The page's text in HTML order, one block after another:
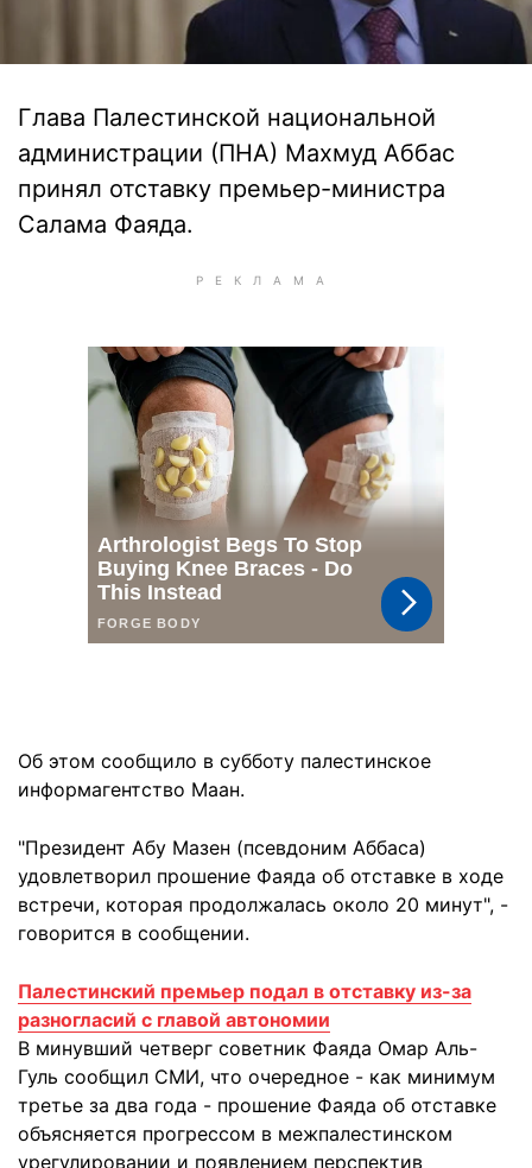
Глава Палестинской национальной
администрации (ПНА) Махмуд Аббас
принял отставку премьер-министра
Салама Фаяда.
Об этом сообщило в субботу палестинское
информагентство Маан.
"Президент Абу Мазен (псевдоним Аббаса)
удовлетворил прошение Фаяда об отставке в ходе
встречи, которая продолжалась около 20 минут", -
говорится в сообщении.
Палестинский премьер подал в отставку из-за
разногласий с главой автономии
В минувший четверг советник Фаяда Омар Аль-
Гуль сообщил СМИ, что очередное - как минимум
третье за два года - прошение Фаяда об отставке
объясняется прогрессом в межпалестинском
урегулировании и появлением перспектив